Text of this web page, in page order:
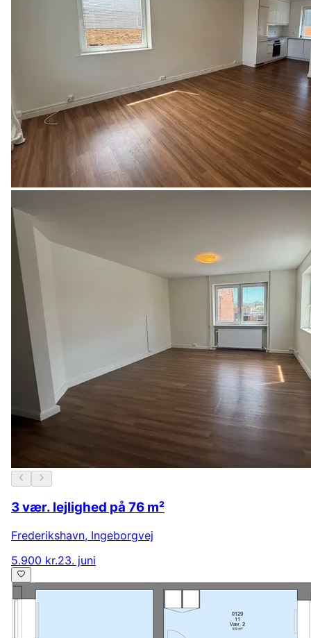
3 vær. lejlighed på 76 m²
Frederikshavn, Ingeborgvej
5.900 kr.23. juni